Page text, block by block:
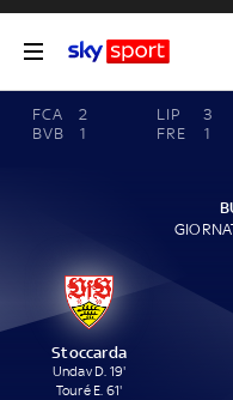
FCA
2
BVB
1
LIP
3
FRE
1
Stoccarda
Undav D. 19'
Touré E. 61'